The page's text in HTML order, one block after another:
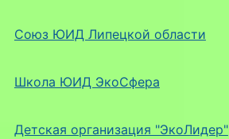
Союз ЮИД Липецкой области
Школа ЮИД ЭкоСфера
Детская организация "ЭкоЛидер"